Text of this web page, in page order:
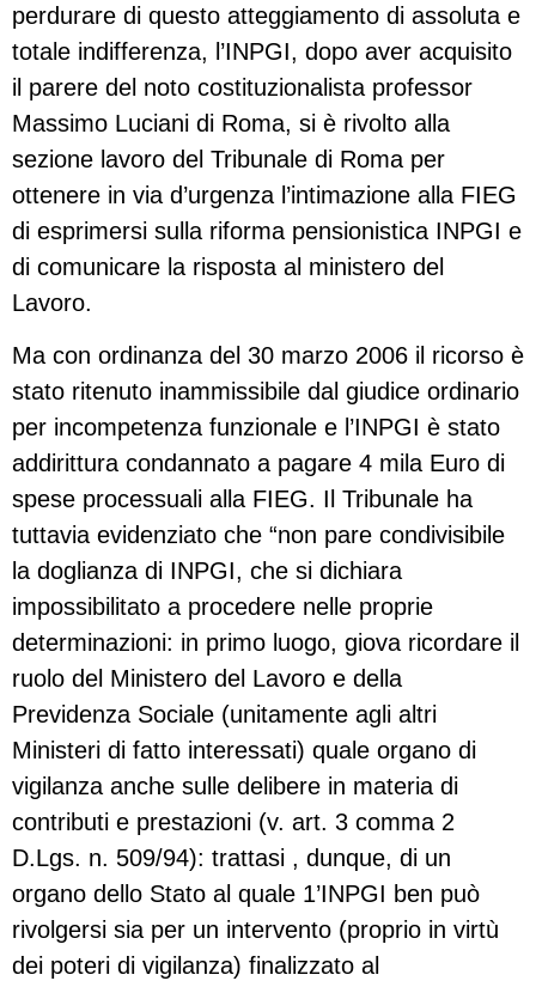
perdurare di questo atteggiamento di assoluta e
totale indifferenza, l’INPGI, dopo aver acquisito
il parere del noto costituzionalista professor
Massimo Luciani di Roma, si è rivolto alla
sezione lavoro del Tribunale di Roma per
ottenere in via d’urgenza l’intimazione alla FIEG
di esprimersi sulla riforma pensionistica INPGI e
di comunicare la risposta al ministero del
Lavoro.
Ma con ordinanza del 30 marzo 2006 il ricorso è
stato ritenuto inammissibile dal giudice ordinario
per incompetenza funzionale e l’INPGI è stato
addirittura condannato a pagare 4 mila Euro di
spese processuali alla FIEG. Il Tribunale ha
tuttavia evidenziato che “non pare condivisibile
la doglianza di INPGI, che si dichiara
impossibilitato a procedere nelle proprie
determinazioni: in primo luogo, giova ricordare il
ruolo del Ministero del Lavoro e della
Previdenza Sociale (unitamente agli altri
Ministeri di fatto interessati) quale organo di
vigilanza anche sulle delibere in materia di
contributi e prestazioni (v. art. 3 comma 2
D.Lgs. n. 509/94): trattasi , dunque, di un
organo dello Stato al quale 1’INPGI ben può
rivolgersi sia per un intervento (proprio in virtù
dei poteri di vigilanza) finalizzato al